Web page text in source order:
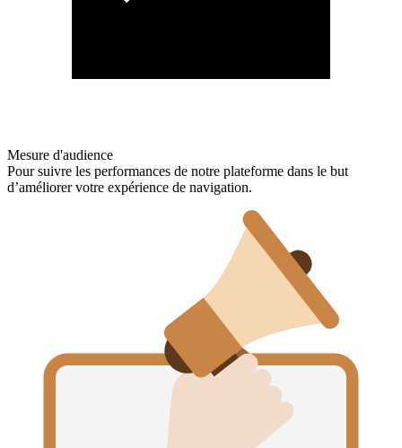
Mesure d'audience
Pour suivre les performances de notre plateforme dans le but
d’améliorer votre expérience de navigation.